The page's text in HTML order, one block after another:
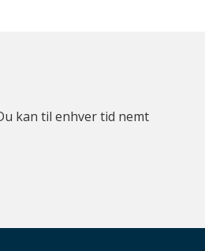
kan til enhver tid nemt